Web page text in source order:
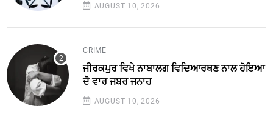
AUGUST 10, 2026
CRIME
ਜੀਰਕਪੁਰ ਵਿਖੇ ਨਾਬਾਲਗ ਵਿਦਿਆਰਥਣ ਨਾਲ ਹੋਇਆ
ਦੋ ਵਾਰ ਜਬਰ ਜਨਾਹ
AUGUST 10, 2026